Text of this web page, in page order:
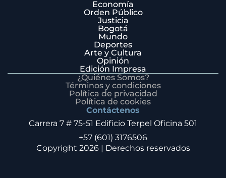
Economía
Orden Público
Justicia
Bogotá
Mundo
Deportes
Arte y Cultura
Opinión
Edición Impresa
¿Quiénes Somos?
Términos y condiciones
Política de privacidad
Política de cookies
Contáctenos
Carrera 7 # 75-51 Edificio Terpel Oficina 501
+57 (601) 3176506
Copyright 2026 | Derechos reservados